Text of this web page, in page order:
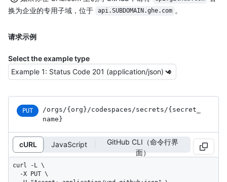
换为企业的专用子域，位于
api.SUBDOMAIN.ghe.com 。
请求示例
Select the example type
PUT /orgs /{org} /codespaces /secrets /{secret_
name}
cURL JavaScript
GitHub CLI（命令行界
面）
curl -L \